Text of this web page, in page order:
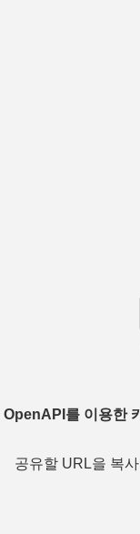
OpenAPI를 이용한
공유할 URL을 복